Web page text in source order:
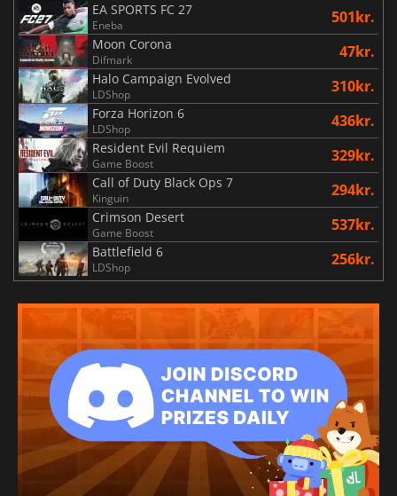
EA SPORTS FC 27
Eneba 501kr.
Moon Corona
Difmark 47kr.
Halo Campaign Evolved
LDShop 310kr.
Forza Horizon 6
LDShop 436kr.
Resident Evil Requiem
Game Boost 329kr.
Call of Duty Black Ops 7
Kinguin 294kr.
Crimson Desert
Game Boost 537kr.
Battlefield 6
LDShop 256kr.